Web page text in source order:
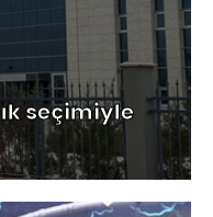
seçimiyle